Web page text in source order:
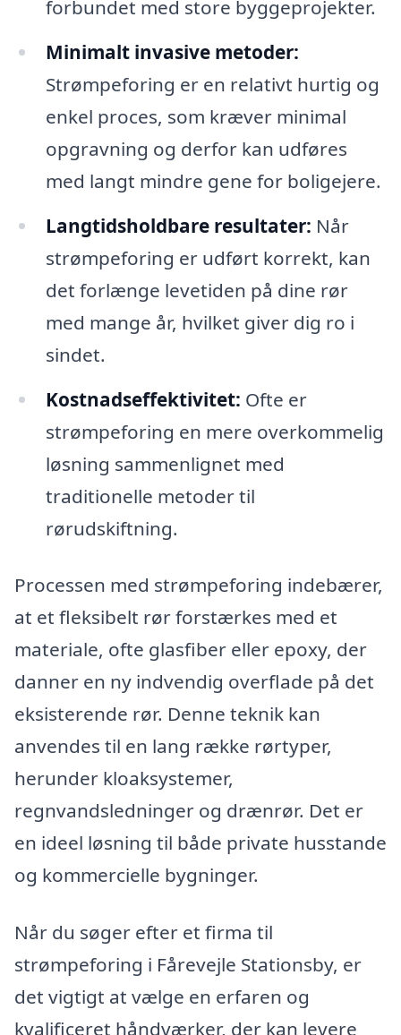
forbundet med store byggeprojekter.
Minimalt invasive metoder:
Strømpeforing er en relativt hurtig og
enkel proces, som kræver minimal
opgravning og derfor kan udføres
med langt mindre gene for boligejere.
Langtidsholdbare resultater: Når
strømpeforing er udført korrekt, kan
det forlænge levetiden på dine rør
med mange år, hvilket giver dig ro i
sindet.
Kostnadseffektivitet: Ofte er
strømpeforing en mere overkommelig
løsning sammenlignet med
traditionelle metoder til
rørudskiftning.
Processen med strømpeforing indebærer,
at et fleksibelt rør forstærkes med et
materiale, ofte glasfiber eller epoxy, der
danner en ny indvendig overflade på det
eksisterende rør. Denne teknik kan
anvendes til en lang række rørtyper,
herunder kloaksystemer,
regnvandsledninger og drænrør. Det er
en ideel løsning til både private husstande
og kommercielle bygninger.
Når du søger efter et firma til
strømpeforing i Fårevejle Stationsby, er
det vigtigt at vælge en erfaren og
kvalificeret håndværker, der kan levere